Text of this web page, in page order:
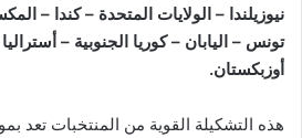
نيوزيلندا – الولايات المتحدة – كندا –
تونس – اليابان – كوريا الجنوبية –
أوزبكستان.
هذه التشكيلة القوية من المنتخبات تعد